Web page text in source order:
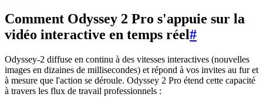
Comment Odyssey 2 Pro s'appuie sur la
vidéo interactive en temps réel#
Odyssey-2 diffuse en continu à des vitesses interactives (nouvelles
images en dizaines de millisecondes) et répond à vos invites au fur et
à mesure que l'action se déroule. Odyssey 2 Pro étend cette capacité
à travers les flux de travail professionnels :